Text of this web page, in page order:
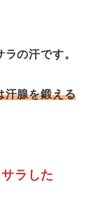
の汗です。
汗腺を鍛える
ラした